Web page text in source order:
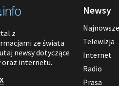
z
ze świata
newsy dotyczące
oraz internetu.
Newsy
Najnowsze
Telewizja
Internet
Radio
Prasa